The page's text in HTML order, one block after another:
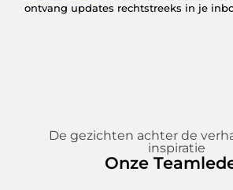
ontvang updates rechtstreeks in je
De gezichten achter de
inspiratie
Onze